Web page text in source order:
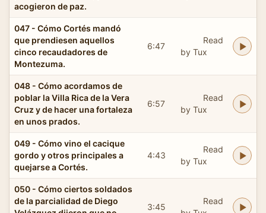
acogieron de paz.
047 - Cómo Cortés mandó
que prendiesen aquellos
cinco recaudadores de
Montezuma.
6:47
Read
by Tux
048 - Cómo acordamos de
poblar la Villa Rica de la Vera
Cruz y de hacer una fortaleza
en unos prados.
6:57
Read
by Tux
049 - Cómo vino el cacique
gordo y otros principales a
quejarse a Cortés.
4:43
Read
by Tux
050 - Cómo ciertos soldados
de la parcialidad de Diego
3:45
Read